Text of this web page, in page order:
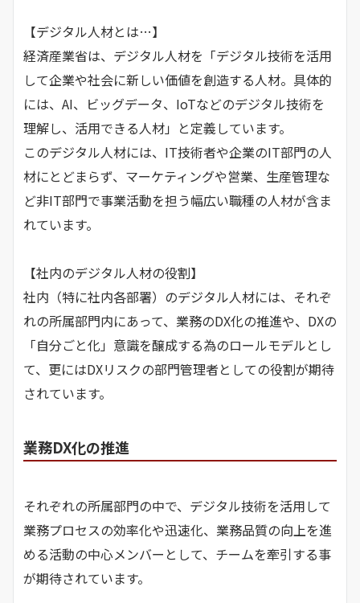
【デジタル人材とは…】
経済産業省は、デジタル人材を「デジタル技術を活用
して企業や社会に新しい価値を創造する人材。具体的
には、AI、ビッグデータ、IoTなどのデジタル技術を
理解し、活用できる人材」と定義しています。
このデジタル人材には、IT技術者や企業のIT部門の人
材にとどまらず、マーケティングや営業、生産管理な
ど非IT部門で事業活動を担う幅広い職種の人材が含ま
れています。
【社内のデジタル人材の役割】
社内（特に社内各部署）のデジタル人材には、それぞ
れの所属部門内にあって、業務のDX化の推進や、DXの
「自分ごと化」意識を醸成する為のロールモデルとし
て、更にはDXリスクの部門管理者としての役割が期待
されています。
業務DX化の推進
それぞれの所属部門の中で、デジタル技術を活用して
業務プロセスの効率化や迅速化、業務品質の向上を進
める活動の中心メンバーとして、チームを牽引する事
が期待されています。